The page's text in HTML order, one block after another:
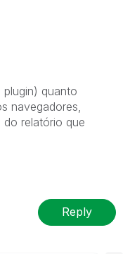
quanto
navegadores,
do relatório que
Reply